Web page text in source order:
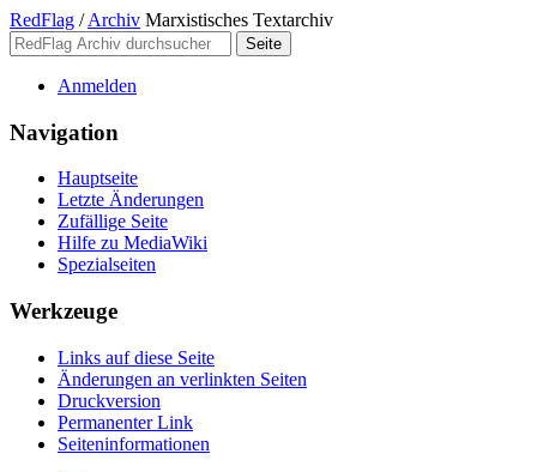
RedFlag / Archiv Marxistisches Textarchiv
Anmelden
Navigation
Hauptseite
Letzte Änderungen
Zufällige Seite
Hilfe zu MediaWiki
Spezialseiten
Werkzeuge
Links auf diese Seite
Änderungen an verlinkten Seiten
Druckversion
Permanenter Link
Seiten­­informationen